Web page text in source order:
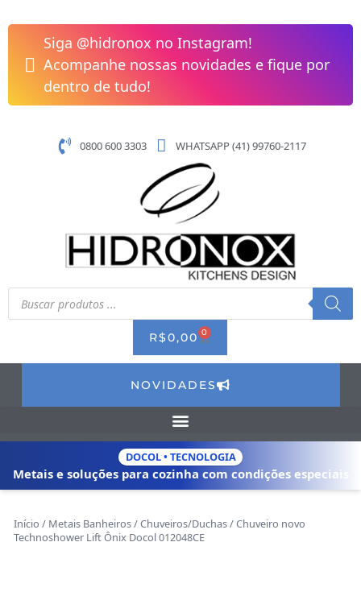
para
conteúdo
Siga @hidronox no Instagram!
Acompanhe nossas novidades e fique por
dentro de tudo!
0800 600 3303 WHATSAPP (41) 99760-2117
Pesquisar
produtos
R$0,00 0 CART
NOVIDADES
DOCOL • TECNOLOGIA
Metais e soluções para cozinha com condições especiais
Início / Metais Banheiros/Chuveiros/Duchas/ Chuveiro novo
Technoshower Lift Ônix Docol 012048CE
novo
Technoshower
Lift
Ônix
Docol
quantidade